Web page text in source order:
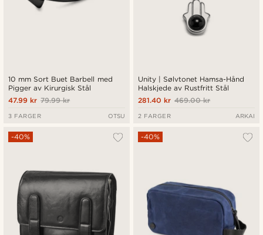
10 mm Sort Buet Barbell med
Pigger av Kirurgisk Stål
79.99 kr
47.99 kr
3 FARGER OTSU
Unity | Sølvtonet Hamsa-Hånd
Halskjede av Rustfritt Stål
469.00 kr
281.40 kr
2 FARGER ARKAI
-40% -40%